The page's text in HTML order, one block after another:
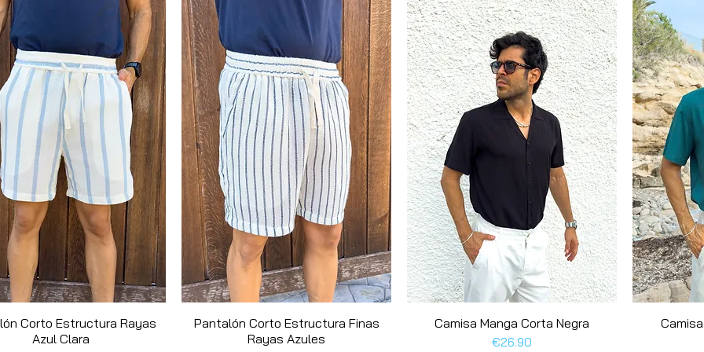
gama, cómodas y con mucha
buen tiempo con estilo.
Quick View
Corto Estructura Rayas
Azul Clara
Quick View
Pantalón Corto Estructura Finas
Rayas Azules
Quick View
Camisa Manga Corta Negra
Price
€26.90